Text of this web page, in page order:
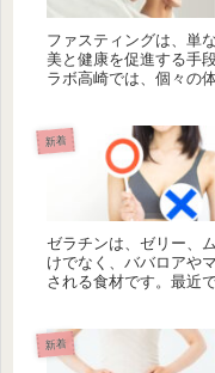
ファスティングは、単
美と健康を促進する手
ラボ高崎では、個々の
いやり方で行うことで
せるだけでなく、リバ
可能です。ファスティ
容の工夫が成功の鍵と
ンプロ シリーズなどの
新着
ゼラチンは、ゼリー、
けでなく、ババロアや
される食材です。最近
新着